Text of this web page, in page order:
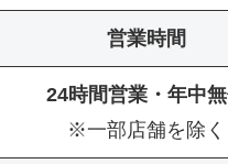
営業時間
24時間営業・年中
※一部店舗を除く